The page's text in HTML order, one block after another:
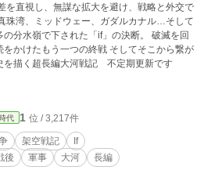
を直視し、無謀な拡大を避け、戦略と外交で
珠湾、ミッドウェー、ガダルカナル…そして
分水嶺で下された「if」の決断。 破滅を回
をかけたもう一つの終戦 そしてそこから繋が
を描く超長編大河戦記 不定期更新です
代 1 位 / 3,217件
架空戦記
If
後 軍事 大河 長編